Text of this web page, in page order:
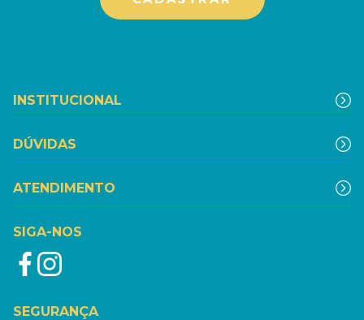
INSTITUCIONAL
DÚVIDAS
ATENDIMENTO
SIGA-NOS
SEGURANÇA